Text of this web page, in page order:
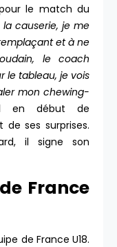
le match du
la causerie, je me
et à ne
le coach
le tableau, je vois
mon chewing-
en début de
de ses surprises.
il signe son
France
de France U18.